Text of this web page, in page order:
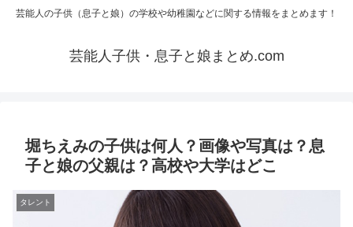
芸能人の子供（息子と娘）の学校や幼稚園などに関する情報をまとめます！
芸能人子供・息子と娘まとめ.com
堀ちえみの子供は何人？画像や写真は？息
子と娘の父親は？高校や大学はどこ
タレント